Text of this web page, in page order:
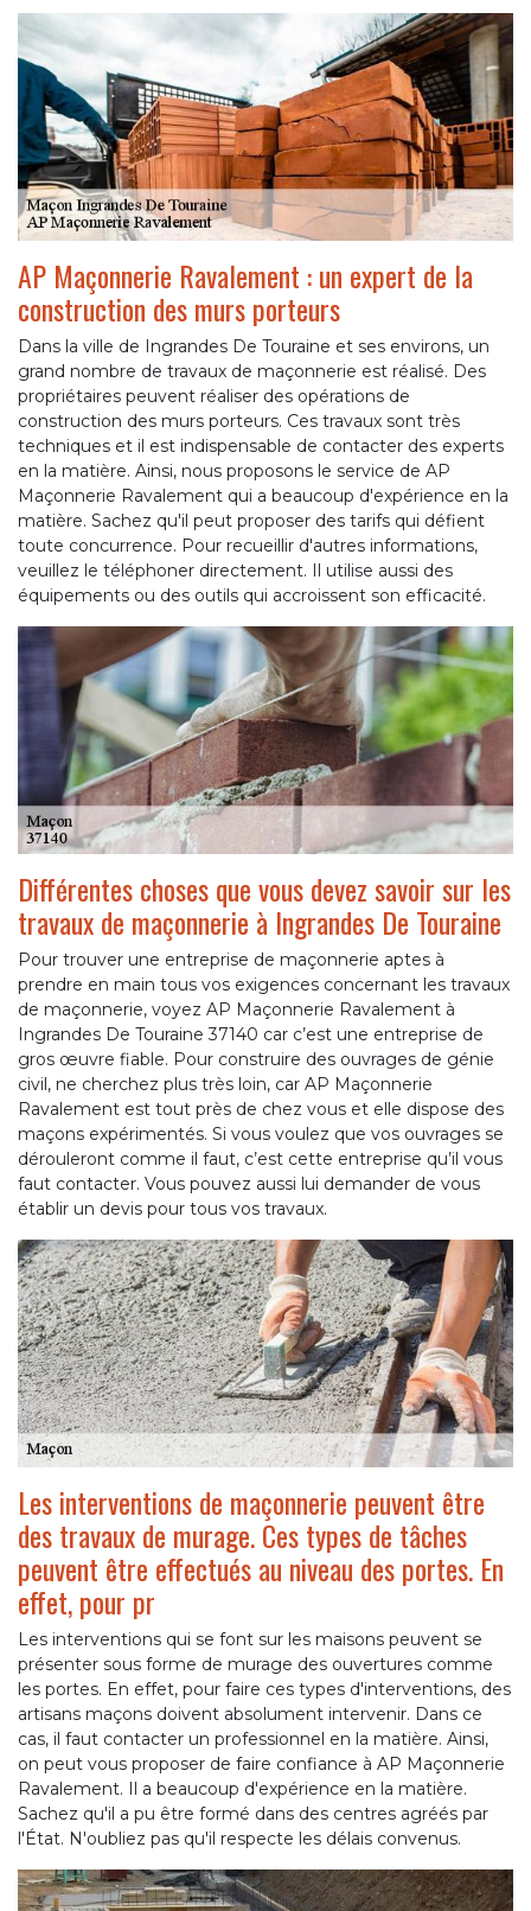
AP Maçonnerie Ravalement : un expert de la
construction des murs porteurs
Dans la ville de Ingrandes De Touraine et ses environs, un
grand nombre de travaux de maçonnerie est réalisé. Des
propriétaires peuvent réaliser des opérations de
construction des murs porteurs. Ces travaux sont très
techniques et il est indispensable de contacter des experts
en la matière. Ainsi, nous proposons le service de AP
Maçonnerie Ravalement qui a beaucoup d'expérience en la
matière. Sachez qu'il peut proposer des tarifs qui défient
toute concurrence. Pour recueillir d'autres informations,
veuillez le téléphoner directement. Il utilise aussi des
équipements ou des outils qui accroissent son efficacité.
Différentes choses que vous devez savoir sur les
travaux de maçonnerie à Ingrandes De Touraine
Pour trouver une entreprise de maçonnerie aptes à
prendre en main tous vos exigences concernant les travaux
de maçonnerie, voyez AP Maçonnerie Ravalement à
Ingrandes De Touraine 37140 car c’est une entreprise de
gros œuvre fiable. Pour construire des ouvrages de génie
civil, ne cherchez plus très loin, car AP Maçonnerie
Ravalement est tout près de chez vous et elle dispose des
maçons expérimentés. Si vous voulez que vos ouvrages se
dérouleront comme il faut, c’est cette entreprise qu’il vous
faut contacter. Vous pouvez aussi lui demander de vous
établir un devis pour tous vos travaux.
Les interventions de maçonnerie peuvent être
des travaux de murage. Ces types de tâches
peuvent être effectués au niveau des portes. En
effet, pour pr
Les interventions qui se font sur les maisons peuvent se
présenter sous forme de murage des ouvertures comme
les portes. En effet, pour faire ces types d'interventions, des
artisans maçons doivent absolument intervenir. Dans ce
cas, il faut contacter un professionnel en la matière. Ainsi,
on peut vous proposer de faire confiance à AP Maçonnerie
Ravalement. Il a beaucoup d'expérience en la matière.
Sachez qu'il a pu être formé dans des centres agréés par
l'État. N'oubliez pas qu'il respecte les délais convenus.